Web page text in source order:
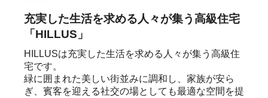
充実した生活を求める人々が集う高級住宅
「HILLUS」
HILLUSは充実した生活を求める人々が集う高級住
宅です。
緑に囲まれた美しい街並みに調和し、家族が安ら
ぎ、賓客を迎える社交の場としても最適な空間を提